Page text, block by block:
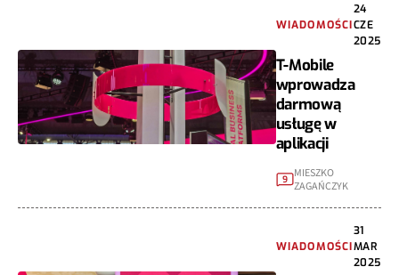
WIADOMOŚCI
24
CZE
2025
T-Mobile
wprowadza
darmową
usługę w
aplikacji
9 MIESZKO
ZAGAŃCZYK
WIADOMOŚCI
31
MAR
2025